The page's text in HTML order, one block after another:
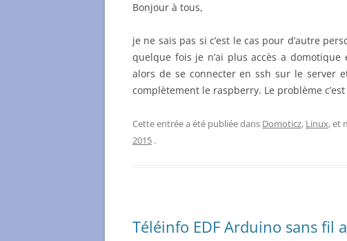
Bonjour à tous,
je ne sais pas si c’est le cas pour d’autre
quelque fois je n’ai plus accès a
alors de se connecter en ssh sur le server
complètement le raspberry. Le problème
Cette entrée a été publiée dans Domoticz, Linux, et
2015 .
Téléinfo EDF Arduino sans fil